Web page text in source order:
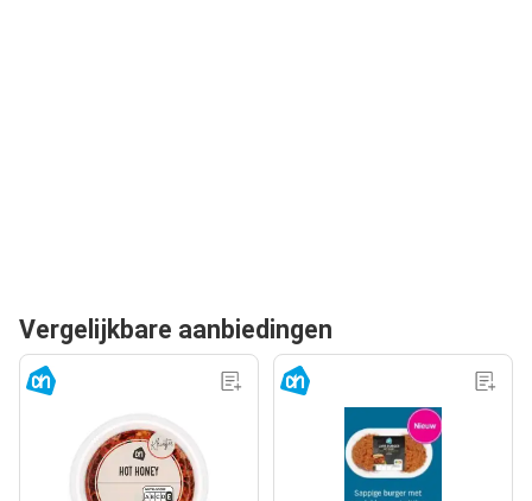
Vergelijkbare aanbiedingen